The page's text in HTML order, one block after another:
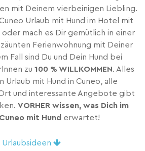
mit Deinem vierbeinigen Liebling.
Urlaub mit Hund im Hotel mit
mach es Dir gemütlich in einer
Ferienwohnung mit Deiner
Fall sind Du und Dein Hund bei
zu 100 % WILLKOMMEN. Alles
Urlaub mit Hund in Cuneo, alle
und interessante Angebote gibt
VORHER wissen, was Dich im
mit Hund erwartet!
Urlaubsideen